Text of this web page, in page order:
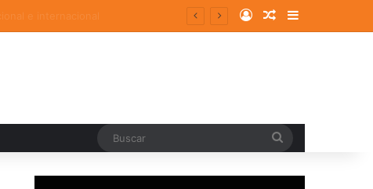
Log InRandom Article
Sidebar